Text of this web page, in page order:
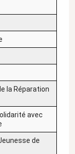
la Réparation
avec
de